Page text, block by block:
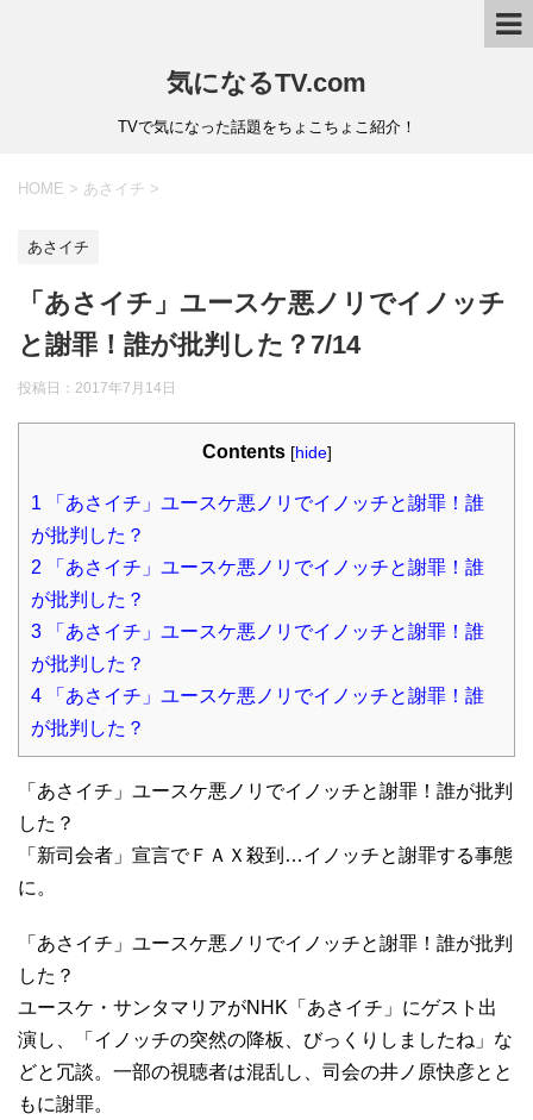
気になるTV.com
TVで気になった話題をちょこちょこ紹介！
HOME > あさイチ >
あさイチ
「あさイチ」ユースケ悪ノリでイノッチ
と謝罪！誰が批判した？7/14
投稿日： 2017年7月14日
Contents [hide]
1 「あさイチ」ユースケ悪ノリでイノッチと謝罪！誰
が批判した？
2 「あさイチ」ユースケ悪ノリでイノッチと謝罪！誰
が批判した？
3 「あさイチ」ユースケ悪ノリでイノッチと謝罪！誰
が批判した？
4 「あさイチ」ユースケ悪ノリでイノッチと謝罪！誰
が批判した？
「あさイチ」ユースケ悪ノリでイノッチと謝罪！誰が批判
した？
「新司会者」宣言でＦＡＸ殺到…イノッチと謝罪する事態
に。
「あさイチ」ユースケ悪ノリでイノッチと謝罪！誰が批判
した？
ユースケ・サンタマリアがNHK「あさイチ」にゲスト出
演し、「イノッチの突然の降板、びっくりしましたね」な
どと冗談。一部の視聴者は混乱し、司会の井ノ原快彦とと
もに謝罪。